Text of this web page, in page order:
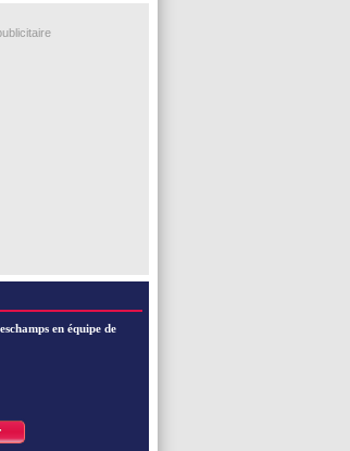
Jesus
en équipe de